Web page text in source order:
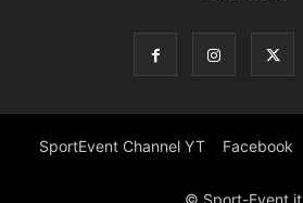
SportEvent Channel YT Facebook